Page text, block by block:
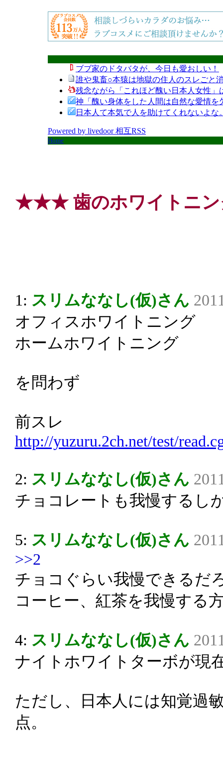
ブブ家のドタバタが、今日も愛おしい！
誰や鬼畜○本猿は地獄の住人のスレごと
残念ながら「これほど醜い日本人女性
神「醜い身体をした人間は自然な愛情を
日本人て本気で人を助けてくれないよ
Powered by livedoor 相互RSS
Home
★★★ 歯のホワイトニ
1: スリムななし(仮)さん
オフィスホワイトニング
ホームホワイトニング
を問わず
前スレ
http://yuzuru.2ch.net/test/
2: スリムななし(仮)さん
チョコレートも我慢するし
5: スリムななし(仮)さん
>>2
チョコぐらい我慢できるだ
コーヒー、紅茶を我慢する
4: スリムななし(仮)さん
ナイトホワイトターボが現
ただし、日本人には知覚過
点。